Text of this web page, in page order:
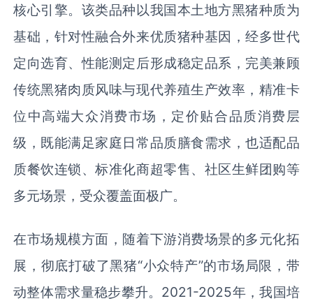
核心引擎。该类品种以我国本土地方黑猪种质为
基础，针对性融合外来优质猪种基因，经多世代
定向选育、性能测定后形成稳定品系，完美兼顾
传统黑猪肉质风味与现代养殖生产效率，精准卡
位中高端大众消费市场，定价贴合品质消费层
级，既能满足家庭日常品质膳食需求，也适配品
质餐饮连锁、标准化商超零售、社区生鲜团购等
多元场景，受众覆盖面极广。
在市场规模方面，随着下游消费场景的多元化拓
展，彻底打破了黑猪“小众特产”的市场局限，带
动整体需求量稳步攀升。2021-2025年，我国培